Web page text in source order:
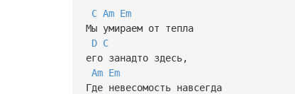
C Am Em
Мы умираем от тепла
D C
его занадто здесь,
Am Em
Где невесомость навсегда